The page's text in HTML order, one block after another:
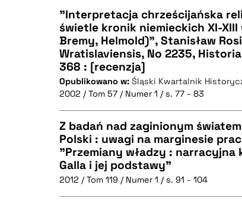
CZYSTY TEKST
BIBTEX
"Interpretacja chrześcijańska
świetle kronik niemieckich XI-XIII
Bremy, Helmold)", Stanisław
Wratislaviensis, No 2235,
368 : [recenzja]
Opublikowano w: Śląski Kwartalnik
2002 / Tom 57 / Numer 1 / s. 77 - 83
CZYSTY TEKST
Z badań nad zaginionym
Polski : uwagi na marginesie
"Przemiany władzy : narracyjna
Galla i jej podstawy"
2012 / Tom 119 / Numer 1 / s. 91 - 104